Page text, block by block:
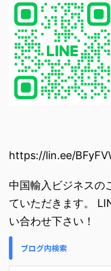
https://lin.ee/
中国輸入ビジネスの
ていただきます。
い合わせ下さい！
ブログ内検索